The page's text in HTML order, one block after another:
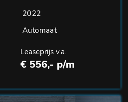
2022
Automaat
Leaseprijs v.a.
€ 556,- p/m